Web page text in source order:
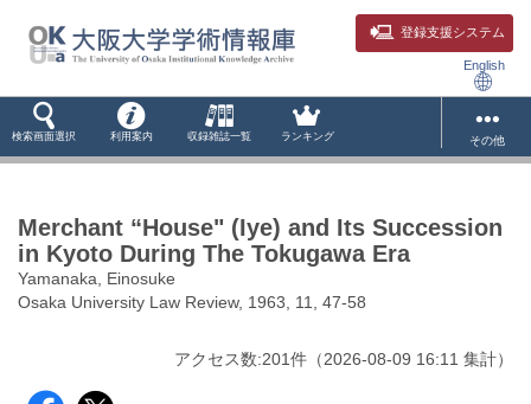
登録支援システム
English
検索画面選択 利用案内 収録雑誌一覧 ランキング その他
Merchant “House" (Iye) and Its Succession
in Kyoto During The Tokugawa Era
Yamanaka, Einosuke
Osaka University Law Review, 1963, 11, 47-58
アクセス数:201件 （2026-08-09 16:11 集計）